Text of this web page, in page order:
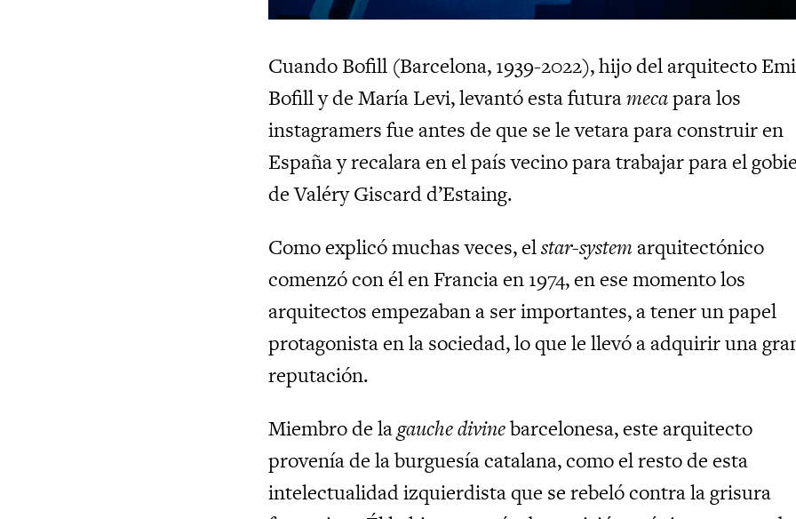
Cuando Bofill (Barcelona, 1939-2022), hijo del arquitecto
Bofill y de María Levi, levantó esta futuramecapara los
instagramers fue antes de que se le vetara para construir en
España y recalara en el país vecino para trabajar para el
de Valéry Giscard d’Estaing.
Como explicó muchas veces, elstar-system arquitectónico
comenzó con él en Francia en 1974, en ese momento los
arquitectos empezaban a ser importantes, a tener un papel
protagonista en la sociedad, lo que le llevó a adquirir una
reputación.
Miembro de lagauche divinebarcelonesa, este arquitecto
provenía de la burguesía catalana, como el resto de esta
intelectualidad izquierdista que se rebeló contra la grisura